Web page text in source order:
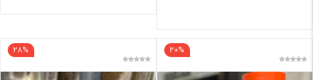
20%
28%